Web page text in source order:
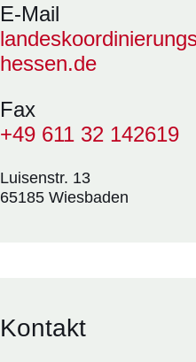
E-Mail
hessen.de
Fax
+49 611 32 142619
Luisenstr. 13
65185 Wiesbaden
Kontakt